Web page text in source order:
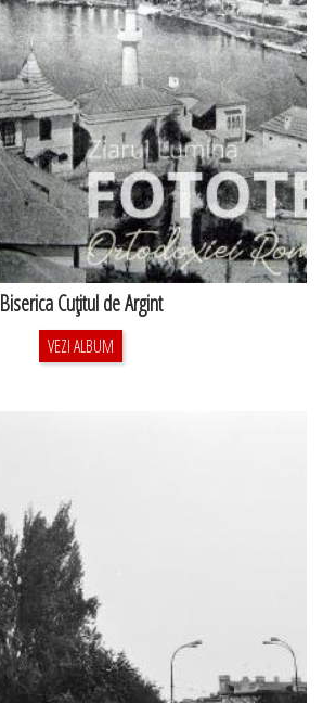
Biserica Cuţitul de Argint
VEZI ALBUM